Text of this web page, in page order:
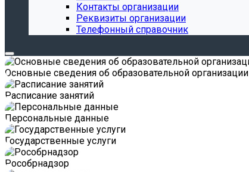
Контакты организации
Реквизиты организации
Телефонный справочник
Основные сведения об образовательной организации
Расписание занятий
Персональные данные
Государственные услуги
Роcобрнадзор